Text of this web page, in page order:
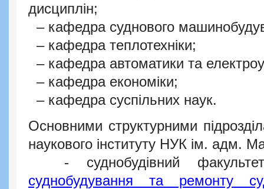
дисциплін;
– кафедра суднового
– кафедра теплотехніки;
– кафедра автоматики та
– кафедра економіки;
– кафедра суспільних наук.
Основними структурними
наукового інституту НУК ім. адм.
- суднобудівний
суднобудування та ремонту